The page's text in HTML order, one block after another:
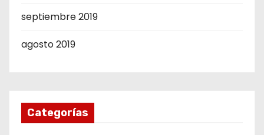
septiembre 2019
agosto 2019
Categorías